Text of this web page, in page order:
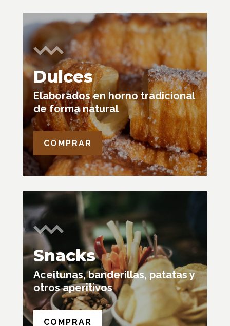
Dulces
Elaborados en horno tradicional
de forma natural
COMPRAR
Snacks
Aceitunas, banderillas, patatas y
otros aperitivos
COMPRAR